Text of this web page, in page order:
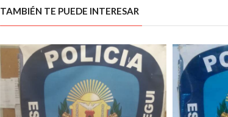
TAMBIÉN TE PUEDE INTERESAR